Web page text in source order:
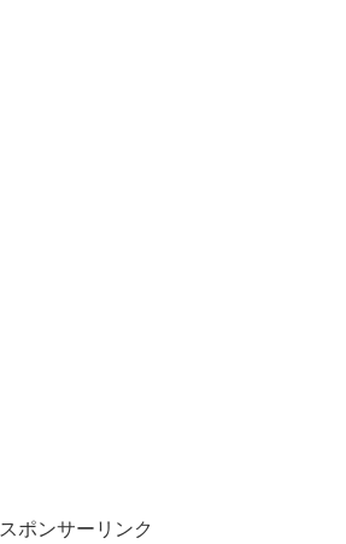
スポンサーリンク